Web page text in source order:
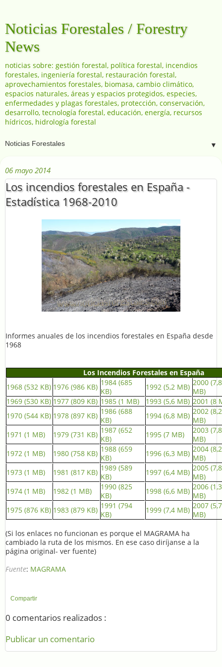
Noticias Forestales / Forestry
News
noticias sobre: gestión forestal, política forestal, incendios
forestales, ingeniería forestal, restauración forestal,
aprovechamientos forestales, biomasa, cambio climático,
espacios naturales, áreas y espacios protegidos, especies,
enfermedades y plagas forestales, protección, conservación,
desarrollo, tecnología forestal, educación, energía, recursos
hídricos, hidrología forestal
▼
06 mayo 2014
Los incendios forestales en España -
Estadística 1968-2010
Informes anuales de los incendios forestales en España desde
1968
Los Incendios Forestales en España
1968 (532 KB) 1976 (986 KB) 1984 (685
KB)
1992 (5,2 MB) 2000 (7,8
MB)
1969 (530 KB) 1977 (809 KB) 1985 (1 MB) 1993 (5,6 MB) 2001 (8
1970 (544 KB) 1978 (897 KB) 1986 (688
KB)
1994 (6,8 MB) 2002 (8,2
MB)
1971 (1 MB)
1979 (731 KB) 1987 (652
KB)
1995 (7 MB)
2003 (7,8
MB)
1972 (1 MB)
1980 (758 KB) 1988 (659
KB)
1996 (6,3 MB) 2004 (8,2
MB)
1973 (1 MB)
1981 (817 KB) 1989 (589
KB)
1997 (6,4 MB) 2005 (7,8
MB)
1974 (1 MB)
1982 (1 MB)
1990 (825
KB)
1998 (6,6 MB) 2006 (1,3
MB)
1975 (876 KB) 1983 (879 KB) 1991 (794
KB)
1999 (7,4 MB) 2007 (5,7
MB)
(Si los enlaces no funcionan es porque el MAGRAMA ha
cambiado la ruta de los mismos. En ese caso diríjanse a la
página original- ver fuente)
Fuente: MAGRAMA
Compartir
0 comentarios realizados :
Publicar un comentario